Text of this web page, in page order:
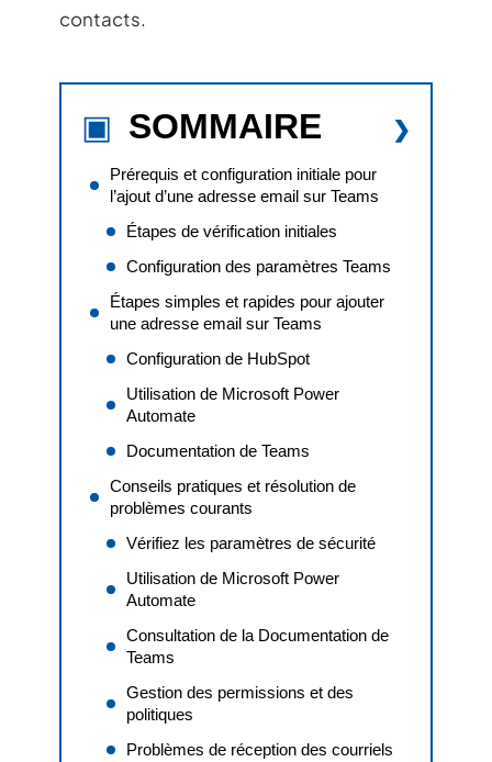
contacts.
SOMMAIRE
Prérequis et configuration initiale pour
l’ajout d’une adresse email sur Teams
Étapes de vérification initiales
Configuration des paramètres Teams
Étapes simples et rapides pour ajouter
une adresse email sur Teams
Configuration de HubSpot
Utilisation de Microsoft Power
Automate
Documentation de Teams
Conseils pratiques et résolution de
problèmes courants
Vérifiez les paramètres de sécurité
Utilisation de Microsoft Power
Automate
Consultation de la Documentation de
Teams
Gestion des permissions et des
politiques
Problèmes de réception des courriels